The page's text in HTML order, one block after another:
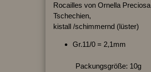
Rocailles von Ornella Preciosa
Tschechien,
kistall /schimmernd (lüster)
Gr.11/0 = 2,1mm
Packungsgröße: 10g